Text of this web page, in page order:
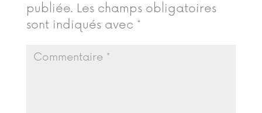
publiée. Les champs obligatoires
sont indiqués avec *